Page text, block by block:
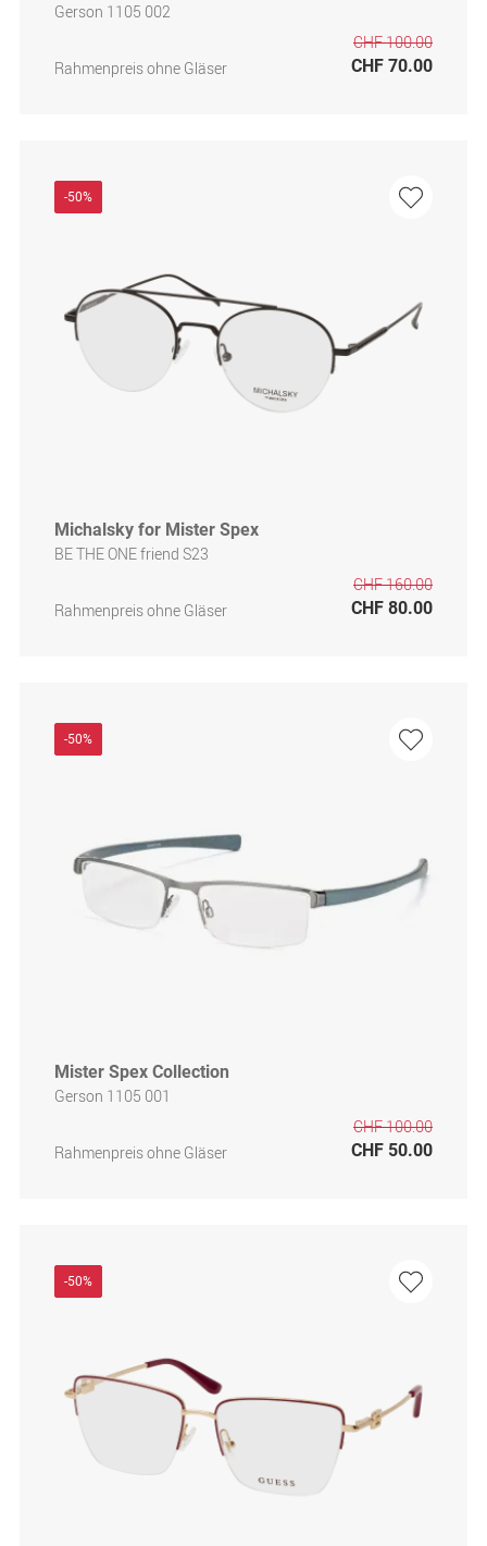
Gerson 1105 002
Rahmenpreis ohne Gläser
CHF 100.00
CHF 70.00
-50%
Michalsky for Mister Spex
BE THE ONE friend S23
Rahmenpreis ohne Gläser
CHF 160.00
CHF 80.00
-50%
Mister Spex Collection
Gerson 1105 001
Rahmenpreis ohne Gläser
CHF 100.00
CHF 50.00
-50%